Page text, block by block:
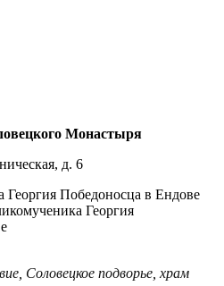
Монастыря
д. 6
Георгия Победоносца в Ендове
Георгия
Соловецкое подворье храм